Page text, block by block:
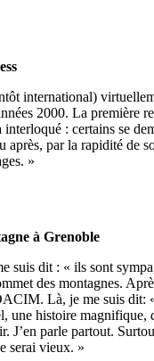
international)
2000. La première
: certains se
après, par la rapidité
»
à Grenoble
suis dit : « ils sont
des montagnes.
Là, je me suis
une histoire
J’en parle partout.
serai vieux. »